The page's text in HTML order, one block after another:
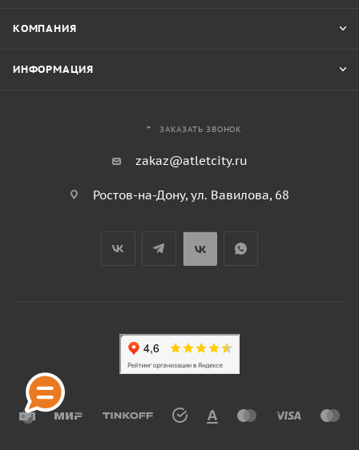
КОМПАНИЯ
ИНФОРМАЦИЯ
ЗАКАЗАТЬ ЗВОНОК
zakaz@atletcity.ru
Ростов-на-Дону, ул. Вавилова, 68